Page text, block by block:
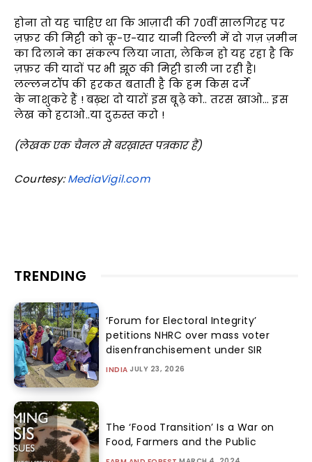
होना तो यह चाहिए था कि आज़ादी की 70वीं सालगिरह पर
ज़फ़र की मिट्टी को कू-ए-यार यानी दिल्ली में दो ग़ज़ ज़मीन
का दिलाने का संकल्प लिया जाता, लेकिन हो यह रहा है कि
ज़फ़र की यादों पर भी झूठ की मिट्टी डाली जा रही है।
लल्लनटॉप की हरकत बताती है कि हम किस दर्जे
के नाशुकरे हैं ! बख़्श दो यारों इस बूढ़े को.. तरस खाओ… इस
लेख को हटाओ..या दुरुस्त करो !
(लेखक एक चैनल से बरख़ास्त पत्रकार हैं)
Courtesy:MediaVigil.com
TRENDING
‘Forum for Electoral Integrity’
petitions NHRC over mass voter
disenfranchisement under SIR
INDIA JULY 23, 2026
The ‘Food Transition’ Is a War on
Food, Farmers and the Public